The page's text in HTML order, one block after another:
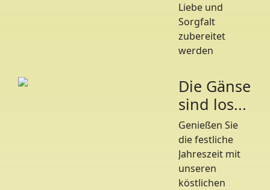
Liebe und
Sorgfalt
zubereitet
werden
Die Gänse
sind los...
Genießen Sie
die festliche
Jahreszeit mit
unseren
köstlichen